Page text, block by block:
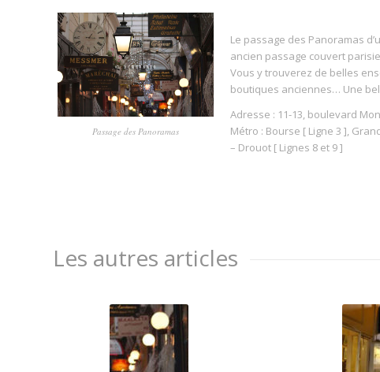
Passage des Panoramas
Le passage des Panoramas
ancien passage couvert
Vous y trouverez de belles
boutiques anciennes… Une
Adresse : 11-13, boulevard
Métro : Bourse [ Ligne 3 ],
– Drouot [ Lignes 8 et 9 ]
Les autres articles